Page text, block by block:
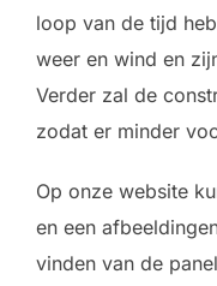
loop van de tijd
weer en wind en
Verder zal de
zodat er minder
Op onze website
en een
vinden van de